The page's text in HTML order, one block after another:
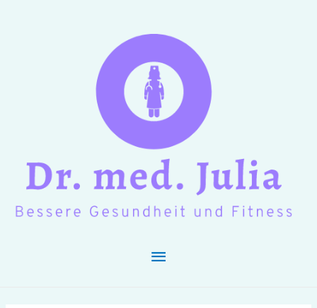
Hauptmenü